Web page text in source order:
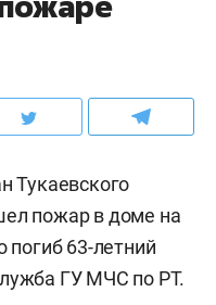
Тукаевского
пожар в доме на
погиб 63-летний
ГУ МЧС по РТ.